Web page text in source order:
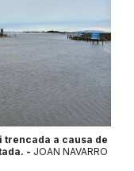
trencada a causa de
- JOAN NAVARRO